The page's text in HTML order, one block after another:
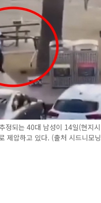
정되는 40대 남성이 14일(현지
제압하고 있다. (출처 시드니모